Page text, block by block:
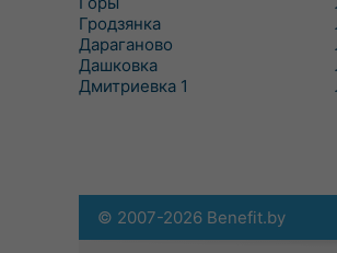
Гродзянка
Дараганово
Дашковка
Дмитриевка 1
© 2007-2026 Benefit.by